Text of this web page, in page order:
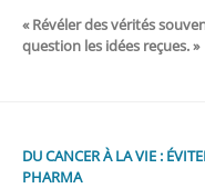
« Révéler des vérités
question les idées reçues. »
DU CANCER À LA VIE :
PHARMA